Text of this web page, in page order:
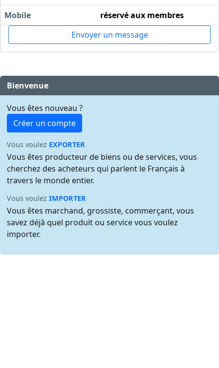
Mobile
réservé aux membres
Envoyer un message
Bienvenue
Vous êtes nouveau ?
Créer un compte
Vous voulez EXPORTER
Vous êtes producteur de biens ou de services, vous
cherchez des acheteurs qui parlent le Français à
travers le monde entier.
Vous voulezIMPORTER
Vous êtes marchand, grossiste, commerçant, vous
savez déjà quel produit ou service vous voulez
importer.